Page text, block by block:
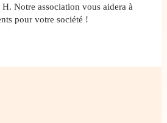
Notre association vous aidera à
pour votre société !